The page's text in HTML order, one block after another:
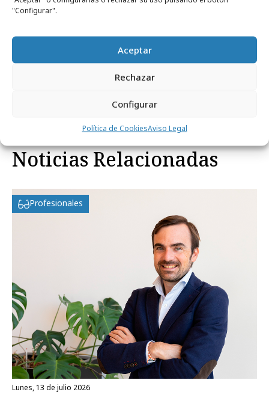
"Configurar".
Aceptar
Rechazar
Configurar
Política de CookiesAviso Legal
Noticias Relacionadas
Profesionales
lunes, 13 de julio 2026